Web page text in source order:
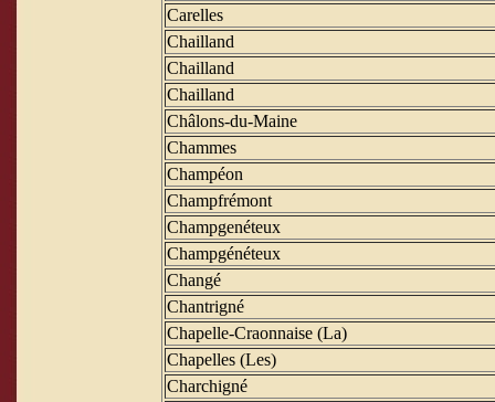
Carelles
Chailland
Chailland
Chailland
Châlons-du-Maine
Chammes
Champéon
Champfrémont
Champgenéteux
Champgénéteux
Changé
Chantrigné
Chapelle-Craonnaise (La)
Chapelles (Les)
Charchigné